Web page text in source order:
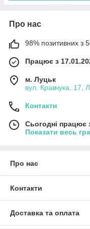
Про нас
98% позитивних з
Працює з
м. Луцьк
вул. Кравчука, 17,
Контакти
Сьогодні працює
Показати весь
Про нас
Контакти
Доставка та оплата